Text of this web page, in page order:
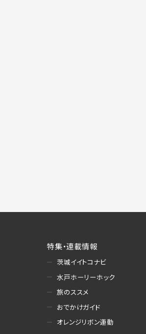
特集・連載情報
茨城イイトコナビ
水戸ホーリーホック
旅のススメ
おでかけガイド
オレンジリボン運動